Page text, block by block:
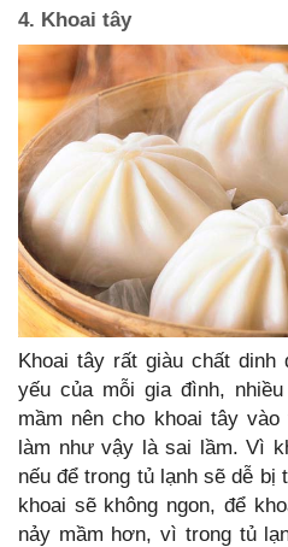
4. Khoai tây
Khoai tây rất giàu chất
yếu của mỗi gia đình,
mầm nên cho khoai tây
làm như vậy là sai lầm. Vì
nếu để trong tủ lạnh sẽ dễ bị
khoai sẽ không ngon, để
nảy mầm hơn, vì trong tủ